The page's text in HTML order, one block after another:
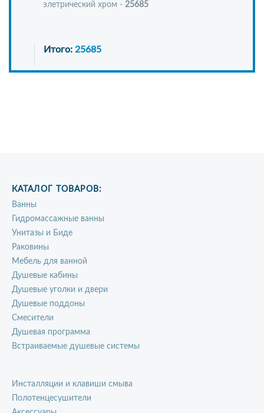
элетрический хром - 25685
Итого: 25685
КАТАЛОГ ТОВАРОВ:
Ванны
Гидромассажные ванны
Унитазы и Биде
Раковины
Мебель для ванной
Душевые кабины
Душевые уголки и двери
Душевые поддоны
Смесители
Душевая программа
Встраиваемые душевые системы
Инсталляции и клавиши смыва
Полотенцесушители